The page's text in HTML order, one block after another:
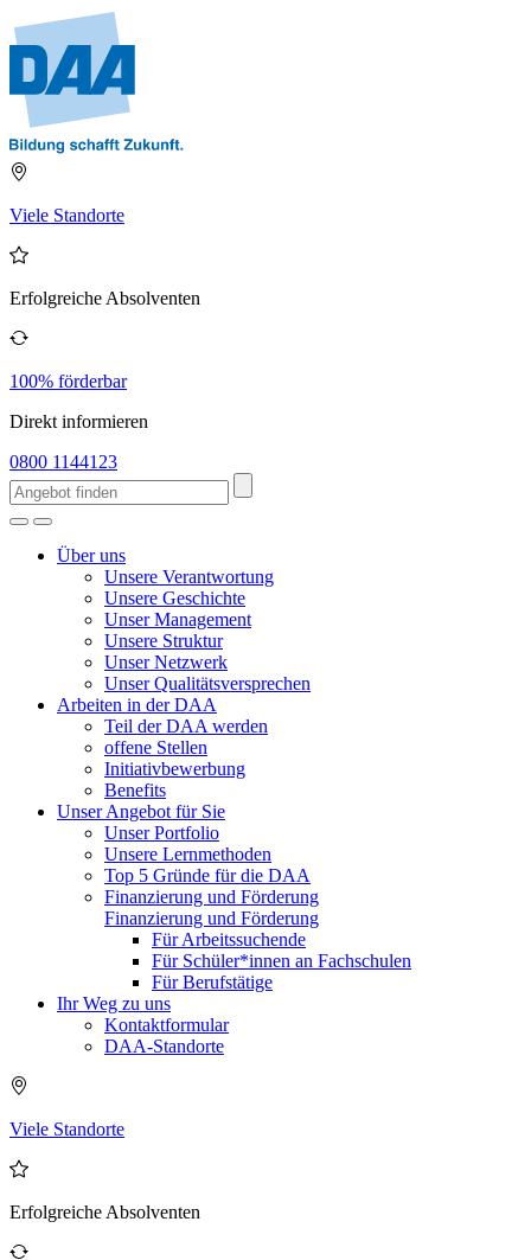
Viele Standorte
Erfolgreiche Absolventen
100% förderbar
Direkt informieren
0800 1144123
Über uns
Unsere Verantwortung
Unsere Geschichte
Unser Management
Unsere Struktur
Unser Netzwerk
Unser Qualitätsversprechen
Arbeiten in der DAA
Teil der DAA werden
offene Stellen
Initiativbewerbung
Benefits
Unser Angebot für Sie
Unser Portfolio
Unsere Lernmethoden
Top 5 Gründe für die DAA
Finanzierung und Förderung
Finanzierung und Förderung
Für Arbeitssuchende
Für Schüler*innen an Fachschulen
Für Berufstätige
Ihr Weg zu uns
Kontaktformular
DAA-Standorte
Viele Standorte
Erfolgreiche Absolventen